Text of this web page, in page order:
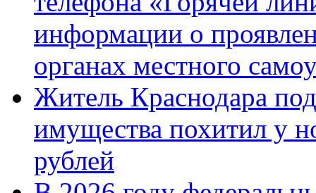
информации о
органах местного
Житель Краснодара
имущества похитил у
рублей